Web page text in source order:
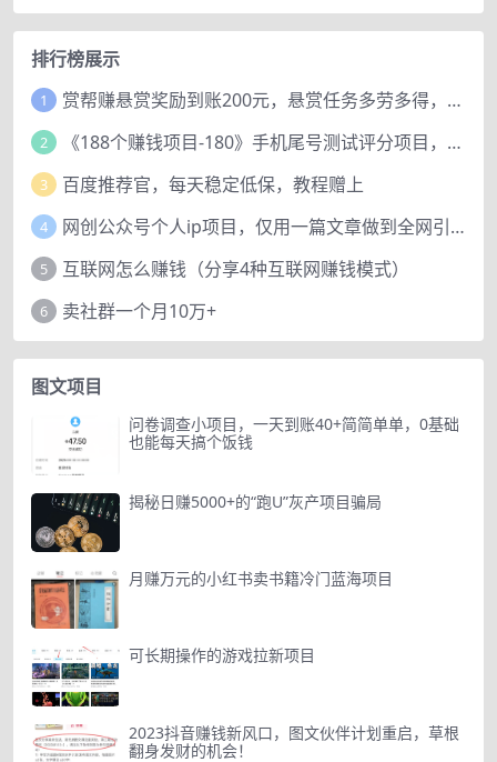
排行榜展示
1 赏帮赚悬赏奖励到账200元，悬赏任务多劳多得，人人可做。
2 《188个赚钱项目-180》手机尾号测试评分项目，短视频直播日赚200+
3 百度推荐官，每天稳定低保，教程赠上
4 网创公众号个人ip项目，仅用一篇文章做到全网引流！
5 互联网怎么赚钱（分享4种互联网赚钱模式）
6 卖社群一个月10万+
图文项目
问卷调查小项目，一天到账40+简简单单，0基础
也能每天搞个饭钱
揭秘日赚5000+的“跑U”灰产项目骗局
月赚万元的小红书卖书籍冷门蓝海项目
可长期操作的游戏拉新项目
2023抖音赚钱新风口，图文伙伴计划重启，草根
翻身发财的机会！